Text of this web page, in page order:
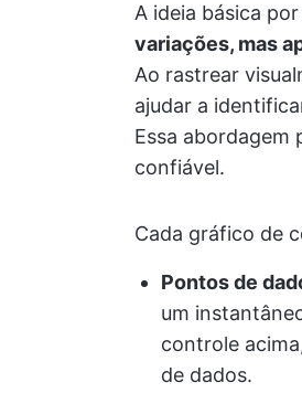
A ideia básica
variações, mas
Ao rastrear
ajudar a
Essa abordagem
confiável.
Cada gráfico de
Pontos de
um
controle
de dados.